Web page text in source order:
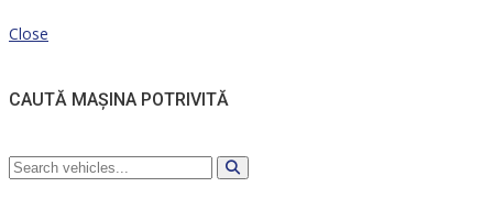
Close
CAUTĂ MAȘINA POTRIVITĂ